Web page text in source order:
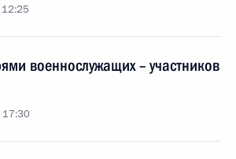
12:25
военнослужащих – участников
17:30